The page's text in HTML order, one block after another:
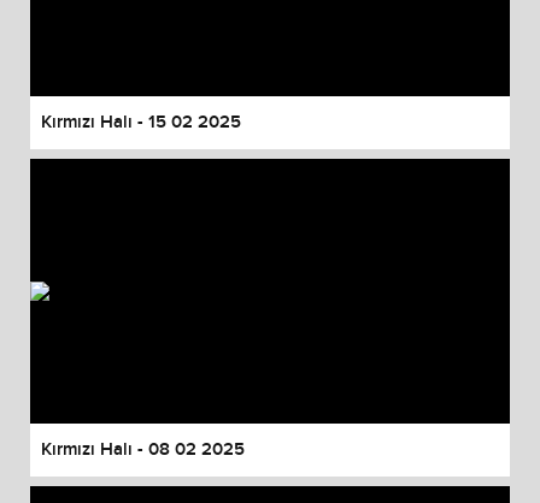
Kırmızı Halı - 15 02 2025
Kırmızı Halı - 08 02 2025